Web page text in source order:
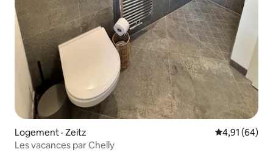
Logement · Zeitz Note
4,91 (64)
Les vacances par Chelly